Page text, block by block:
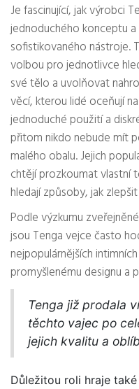
Je fascinující, jak výrobci
jednoduchého konceptu
sofistikovaného nástroje.
volbou pro jednotlivce
své tělo a uvolňovat
věcí, kterou lidé oceňují
jednoduché použití a
přitom nikdo nebude mít
malého obalu. Jejich
chtějí prozkoumat vlastní
hledají způsoby, jak
Podle výzkumu
jsou Tenga vejce často
nejpopulárnějších
promyšlenému designu a
Tenga již prodala
těchto vajec po
jejich kvalitu a
Důležitou roli hraje